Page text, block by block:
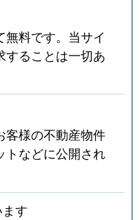
料です。当サイ
することは一切あ
客様の不動産物件
トなどに公開され
す